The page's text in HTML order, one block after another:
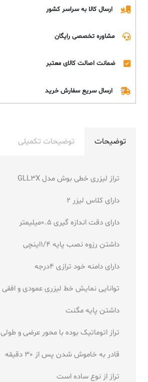
ارسال کالا به سراسر کشور
مشاوره تخصصی رایگان
ضمانت اصالت کالای معتبر
ارسال سریع سفارش خرید
توضیحات توضیحات تکمیلی
تراز لیزری خطی بوش مدل GLL3X
دارای کلاس لیزر 2
دارای دقت اندازه گیری 0.5میلیمتر
داشتن رزوه نصب پایه 1/4اینچی
دارای دامنه خود ترازی 4درجه
توانایی نمایش خط لیزری عمودی و افقی
داشتن پایه مگنت
تراز اتوماتیک بوده با محور عرضی و طولی
قادر به خاموش شدن پس از 30 دقیقه
تراز از نوع ساده است